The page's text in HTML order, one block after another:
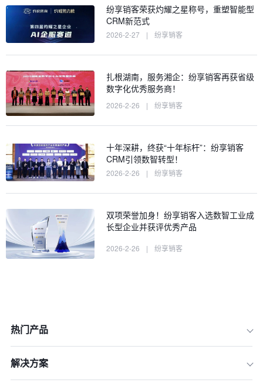
纷享销客荣获灼耀之星称号，重塑智能型
CRM新范式
2026-2-27 | 纷享销客
扎根湖南，服务湘企：纷享销客再获省级
数字化优秀服务商！
2026-2-26 | 纷享销客
十年深耕，终获“十年标杆”：纷享销客
CRM引领数智转型！
2026-2-26 | 纷享销客
双项荣誉加身！纷享销客入选数智工业成
长型企业并获评优秀产品
2026-2-26 | 纷享销客
热门产品
解决方案